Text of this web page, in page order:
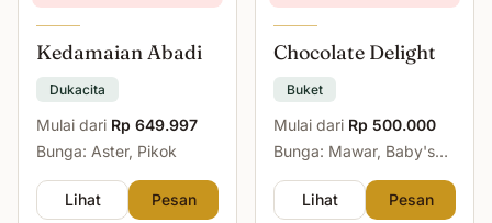
Kedamaian Abadi
Dukacita
Mulai dari Rp 649.997
Bunga: Aster, Pikok
Lihat Pesan
Chocolate Delight
Buket
Mulai dari Rp 500.000
Bunga: Mawar, Baby's
Lihat
Pesan